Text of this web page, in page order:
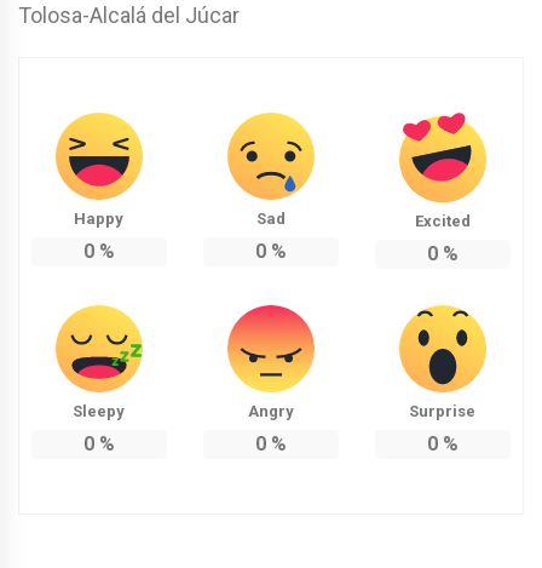
Tolosa-Alcalá del Júcar
Happy
0%
Sad
0%
Excited
0%
Sleepy
0%
Angry
0%
Surprise
0%